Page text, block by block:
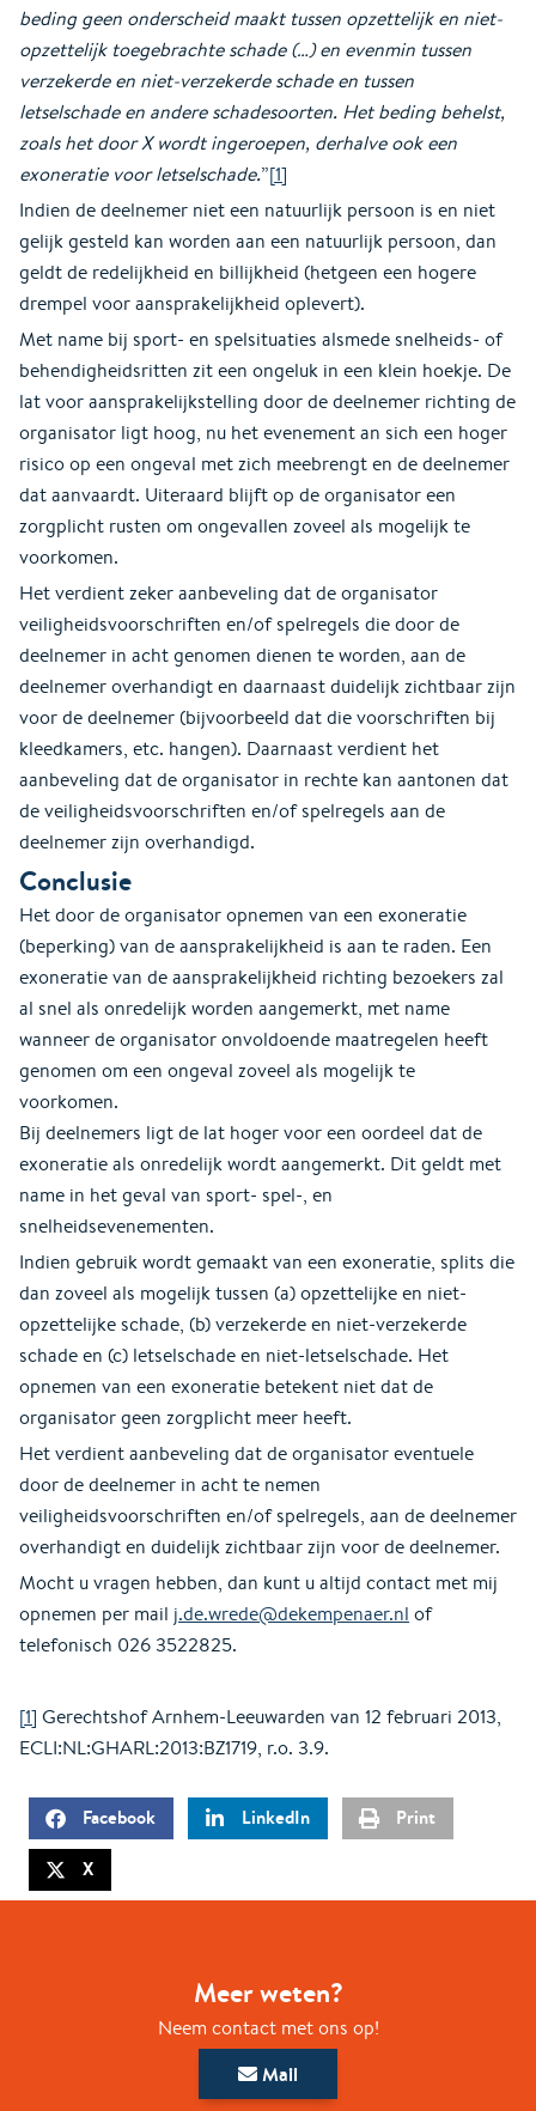
beding geen onderscheid maakt tussen opzettelijk en niet-
opzettelijk toegebrachte schade (…) en evenmin tussen
verzekerde en niet-verzekerde schade en tussen
letselschade en andere schadesoorten. Het beding behelst,
zoals het door X wordt ingeroepen, derhalve ook een
exoneratie voor letselschade.”[1]
Indien de deelnemer niet een natuurlijk persoon is en niet
gelijk gesteld kan worden aan een natuurlijk persoon, dan
geldt de redelijkheid en billijkheid (hetgeen een hogere
drempel voor aansprakelijkheid oplevert).
Met name bij sport- en spelsituaties alsmede snelheids- of
behendigheidsritten zit een ongeluk in een klein hoekje. De
lat voor aansprakelijkstelling door de deelnemer richting de
organisator ligt hoog, nu het evenement an sich een hoger
risico op een ongeval met zich meebrengt en de deelnemer
dat aanvaardt. Uiteraard blijft op de organisator een
zorgplicht rusten om ongevallen zoveel als mogelijk te
voorkomen.
Het verdient zeker aanbeveling dat de organisator
veiligheidsvoorschriften en/of spelregels die door de
deelnemer in acht genomen dienen te worden, aan de
deelnemer overhandigt en daarnaast duidelijk zichtbaar zijn
voor de deelnemer (bijvoorbeeld dat die voorschriften bij
kleedkamers, etc. hangen). Daarnaast verdient het
aanbeveling dat de organisator in rechte kan aantonen dat
de veiligheidsvoorschriften en/of spelregels aan de
deelnemer zijn overhandigd.
Conclusie
Het door de organisator opnemen van een exoneratie
(beperking) van de aansprakelijkheid is aan te raden. Een
exoneratie van de aansprakelijkheid richting bezoekers zal
al snel als onredelijk worden aangemerkt, met name
wanneer de organisator onvoldoende maatregelen heeft
genomen om een ongeval zoveel als mogelijk te
voorkomen.
Bij deelnemers ligt de lat hoger voor een oordeel dat de
exoneratie als onredelijk wordt aangemerkt. Dit geldt met
name in het geval van sport- spel-, en
snelheidsevenementen.
Indien gebruik wordt gemaakt van een exoneratie, splits die
dan zoveel als mogelijk tussen (a) opzettelijke en niet-
opzettelijke schade, (b) verzekerde en niet-verzekerde
schade en (c) letselschade en niet-letselschade. Het
opnemen van een exoneratie betekent niet dat de
organisator geen zorgplicht meer heeft.
Het verdient aanbeveling dat de organisator eventuele
door de deelnemer in acht te nemen
veiligheidsvoorschriften en/of spelregels, aan de deelnemer
overhandigt en duidelijk zichtbaar zijn voor de deelnemer.
Mocht u vragen hebben, dan kunt u altijd contact met mij
opnemen per mail j.de.wrede@dekempenaer.nl of
telefonisch 026 3522825.
[1] Gerechtshof Arnhem-Leeuwarden van 12 februari 2013,
ECLI:NL:GHARL:2013:BZ1719, r.o. 3.9.
Facebook LinkedIn Print
X
Meer weten?
Neem contact met ons op!
Mail